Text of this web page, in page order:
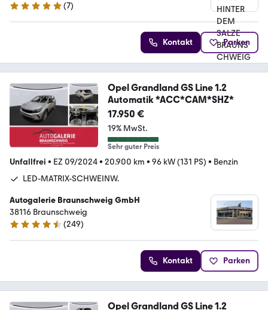
5 Sterne
(7)
Kontakt Parken
Opel Grandland GS Line 1.2
Automatik *ACC*CAM*SHZ*
17.950 €
19% MwSt.
Sehr guter Preis
Unfallfrei • EZ 09/2024• 20.900 km • 96 kW (131 PS) • Benzin
LED-MATRIX-SCHWEINW.
Autogalerie Braunschweig GmbH
38116 Braunschweig
4.6 Sterne
(249)
Kontakt Parken
Opel Grandland GS Line 1.2